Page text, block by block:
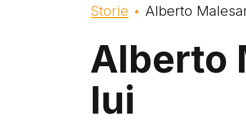
Briciole di pane
Storie Alberto
Alberto
lui